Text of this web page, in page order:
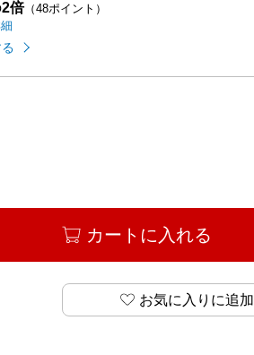
2倍（48ポイント）
ンカードのご利用でたまるポイントの
カートに入れる
お気に入りに追加